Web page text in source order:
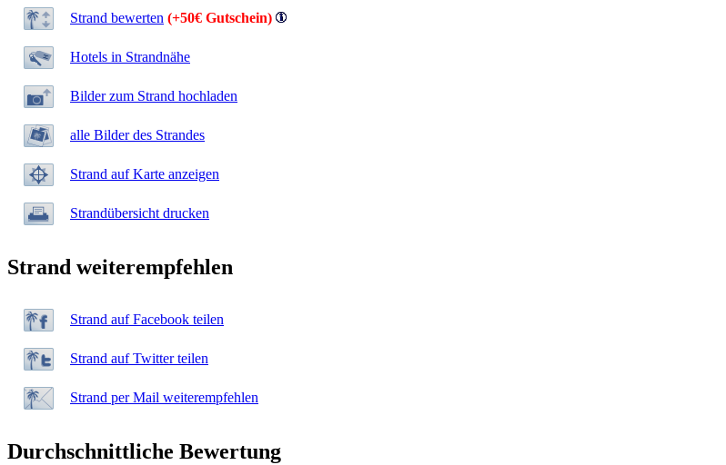
Strand bewerten (+50€ Gutschein)
Hotels in Strandnähe
Bilder zum Strand hochladen
alle Bilder des Strandes
Strand auf Karte anzeigen
Strandübersicht drucken
Strand weiterempfehlen
Strand auf Facebook teilen
Strand auf Twitter teilen
Strand per Mail weiterempfehlen
Durchschnittliche Bewertung